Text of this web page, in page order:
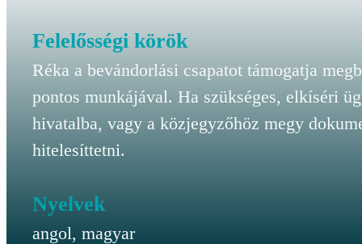
Felelősségi körök
Réka a bevándorlási csapatot támogatja
pontos munkájával. Ha szükséges, elkíséri
hivatalba, vagy a közjegyzőhöz megy
hitelesíttetni.
Nyelvek
angol, magyar